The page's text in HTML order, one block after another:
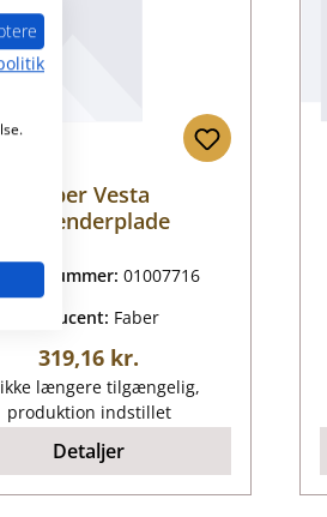
Faber Vesta
røgvenderplade
01007716
Producent: Faber
Almindelig pris:
319,16 kr.
længere tilgængelig,
produktion indstillet
Detaljer